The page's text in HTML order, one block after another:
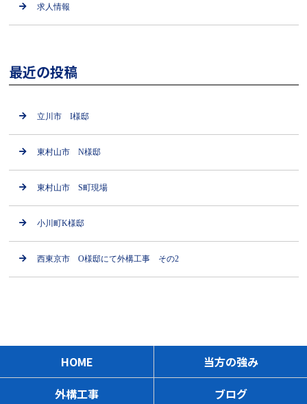
求人情報
最近の投稿
立川市 I様邸
東村山市 N様邸
東村山市 S町現場
小川町K様邸
西東京市 O様邸にて外構工事 その2
HOME
当方の強み
外構工事
ブログ